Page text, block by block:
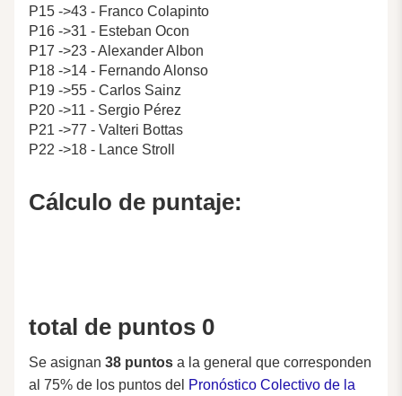
P15 ->43 - Franco Colapinto
P16 ->31 - Esteban Ocon
P17 ->23 - Alexander Albon
P18 ->14 - Fernando Alonso
P19 ->55 - Carlos Sainz
P20 ->11 - Sergio Pérez
P21 ->77 - Valteri Bottas
P22 ->18 - Lance Stroll
Cálculo de puntaje:
total de puntos 0
Se asignan 38 puntos a la general que corresponden
al 75% de los puntos del Pronóstico Colectivo de la